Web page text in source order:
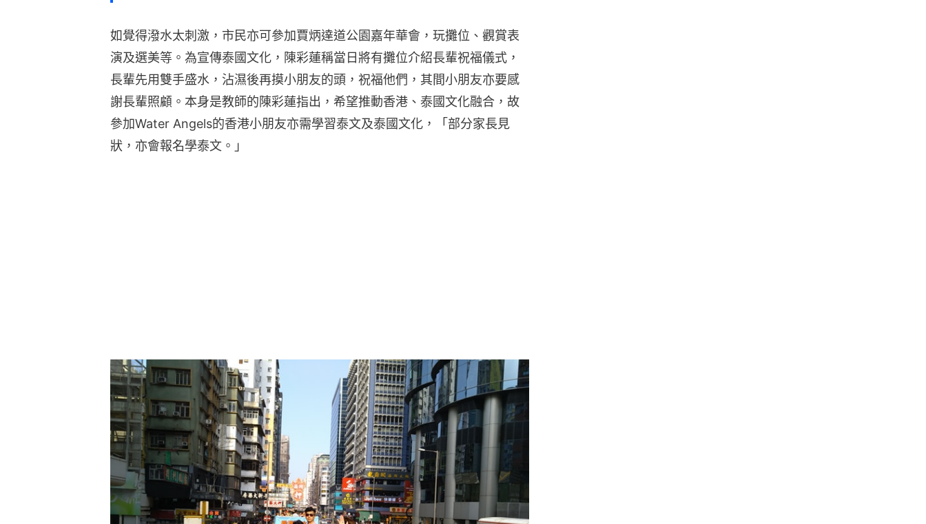
如覺得潑水太刺激，市民亦可參加賈炳達道公園嘉年華會，玩攤位、觀賞表
演及選美等。為宣傳泰國文化，陳彩蓮稱當日將有攤位介紹長輩祝福儀式，
長輩先用雙手盛水，沾濕後再摸小朋友的頭，祝福他們，其間小朋友亦要感
謝長輩照顧。本身是教師的陳彩蓮指出，希望推動香港、泰國文化融合，故
參加Water Angels的香港小朋友亦需學習泰文及泰國文化，「部分家長見
狀，亦會報名學泰文。」